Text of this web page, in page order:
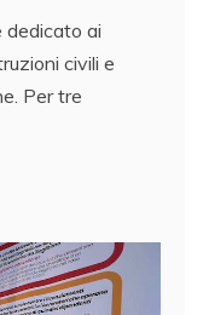
dedicato ai
civili e
Per tre